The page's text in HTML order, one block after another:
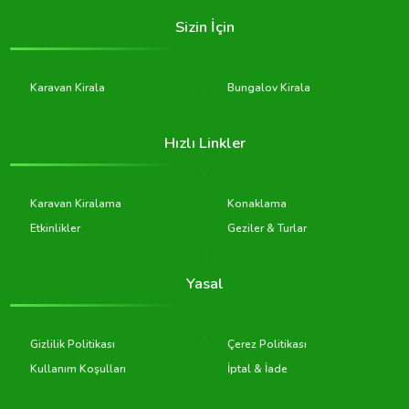
Sizin İçin
Karavan Kirala Bungalov Kirala
Hızlı Linkler
Karavan Kiralama
Konaklama
Etkinlikler
Geziler & Turlar
Yasal
Gizlilik Politikası
Çerez Politikası
Kullanım Koşulları
İptal & İade